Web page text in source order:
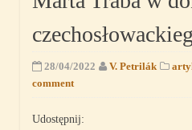
28/04/2022 V. Petrilák
comment
Udostępnij: